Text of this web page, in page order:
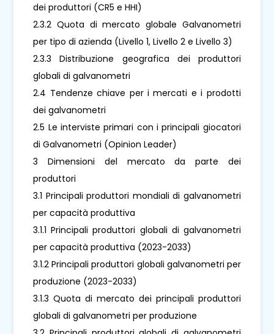
dei produttori (CR5 e HHI)
2.3.2 Quota di mercato globale Galvanometri
per tipo di azienda (Livello 1, Livello 2 e Livello 3)
2.3.3 Distribuzione geografica dei produttori
globali di galvanometri
2.4 Tendenze chiave per i mercati e i prodotti
dei galvanometri
2.5 Le interviste primari con i principali giocatori
di Galvanometri (Opinion Leader)
3 Dimensioni del mercato da parte dei
produttori
3.1 Principali produttori mondiali di galvanometri
per capacità produttiva
3.1.1 Principali produttori globali di galvanometri
per capacità produttiva (2023-2033)
3.1.2 Principali produttori globali galvanometri per
produzione (2023-2033)
3.1.3 Quota di mercato dei principali produttori
globali di galvanometri per produzione